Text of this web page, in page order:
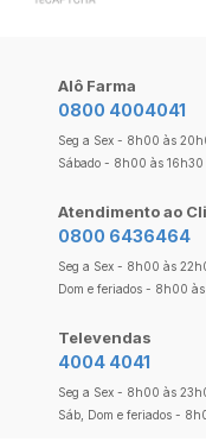
Alô Farma
0800 4004041
Seg a Sex - 8h00 às
Sábado - 8h00 às 16h30
Atendimento ao
0800 6436464
Seg a Sex - 8h00 às
Dom e feriados - 8h00
Televendas
4004 4041
Seg a Sex - 8h00 às
Sáb, Dom e feriados -